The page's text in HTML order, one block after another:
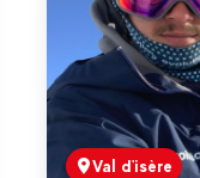
Val d'isère